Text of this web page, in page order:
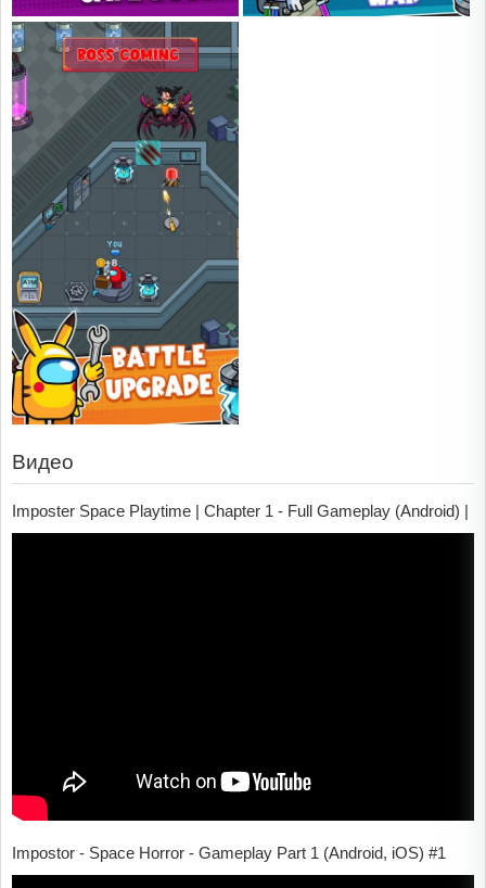
Видео
Imposter Space Playtime | Chapter 1 - Full Gameplay (Android) |
Impostor - Space Horror - Gameplay Part 1 (Android, iOS) #1